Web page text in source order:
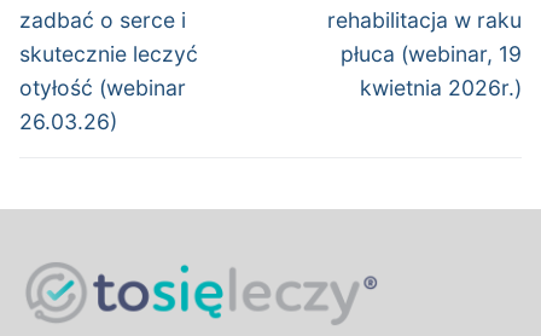
zadbać o serce i
skutecznie leczyć
otyłość (webinar
26.03.26)
rehabilitacja w raku
płuca (webinar, 19
kwietnia 2026r.)